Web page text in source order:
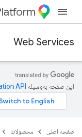
Web Services
این صفحه به‌وسیله
صفحه اصلی محصولات